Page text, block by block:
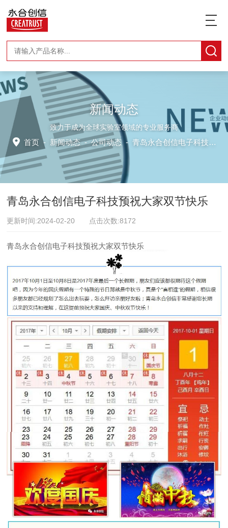
新闻动态
致力于成为全球实验室领域的专业服务商
首页 - 新闻动态-公司动态 -青岛永合创信电子科技预祝大家双节快乐
青岛永合创信电子科技预祝大家双节快乐
更新时间:2024-02-20 点击次数:8172
青岛永合创信电子科技预祝大家双节快乐